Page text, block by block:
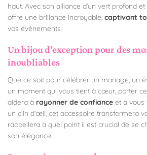
haut. Avec son alliance d’un vert profond et
offre une brillance incroyable, captivant
vos événements.
Un bijou d’exception pour des
inoubliables
Que ce soit pour célébrer un mariage, un
un moment qui vous tient à cœur, porter
aidera à rayonner de confiance et à vous
un clin d’œil, cet accessoire transformera
rappellera à quel point il est crucial de se
son élégance.